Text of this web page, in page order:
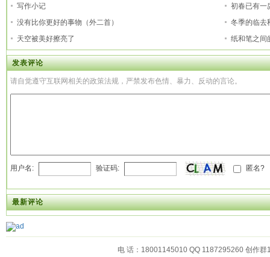
写作小记
初春已有一
没有比你更好的事物（外二首）
冬季的临去
天空被美好擦亮了
纸和笔之间
发表评论
请自觉遵守互联网相关的政策法规，严禁发布色情、暴力、反动的言论。
用户名: 验证码: 匿名?
最新评论
电 话：18001145010 QQ 1187295260 创作